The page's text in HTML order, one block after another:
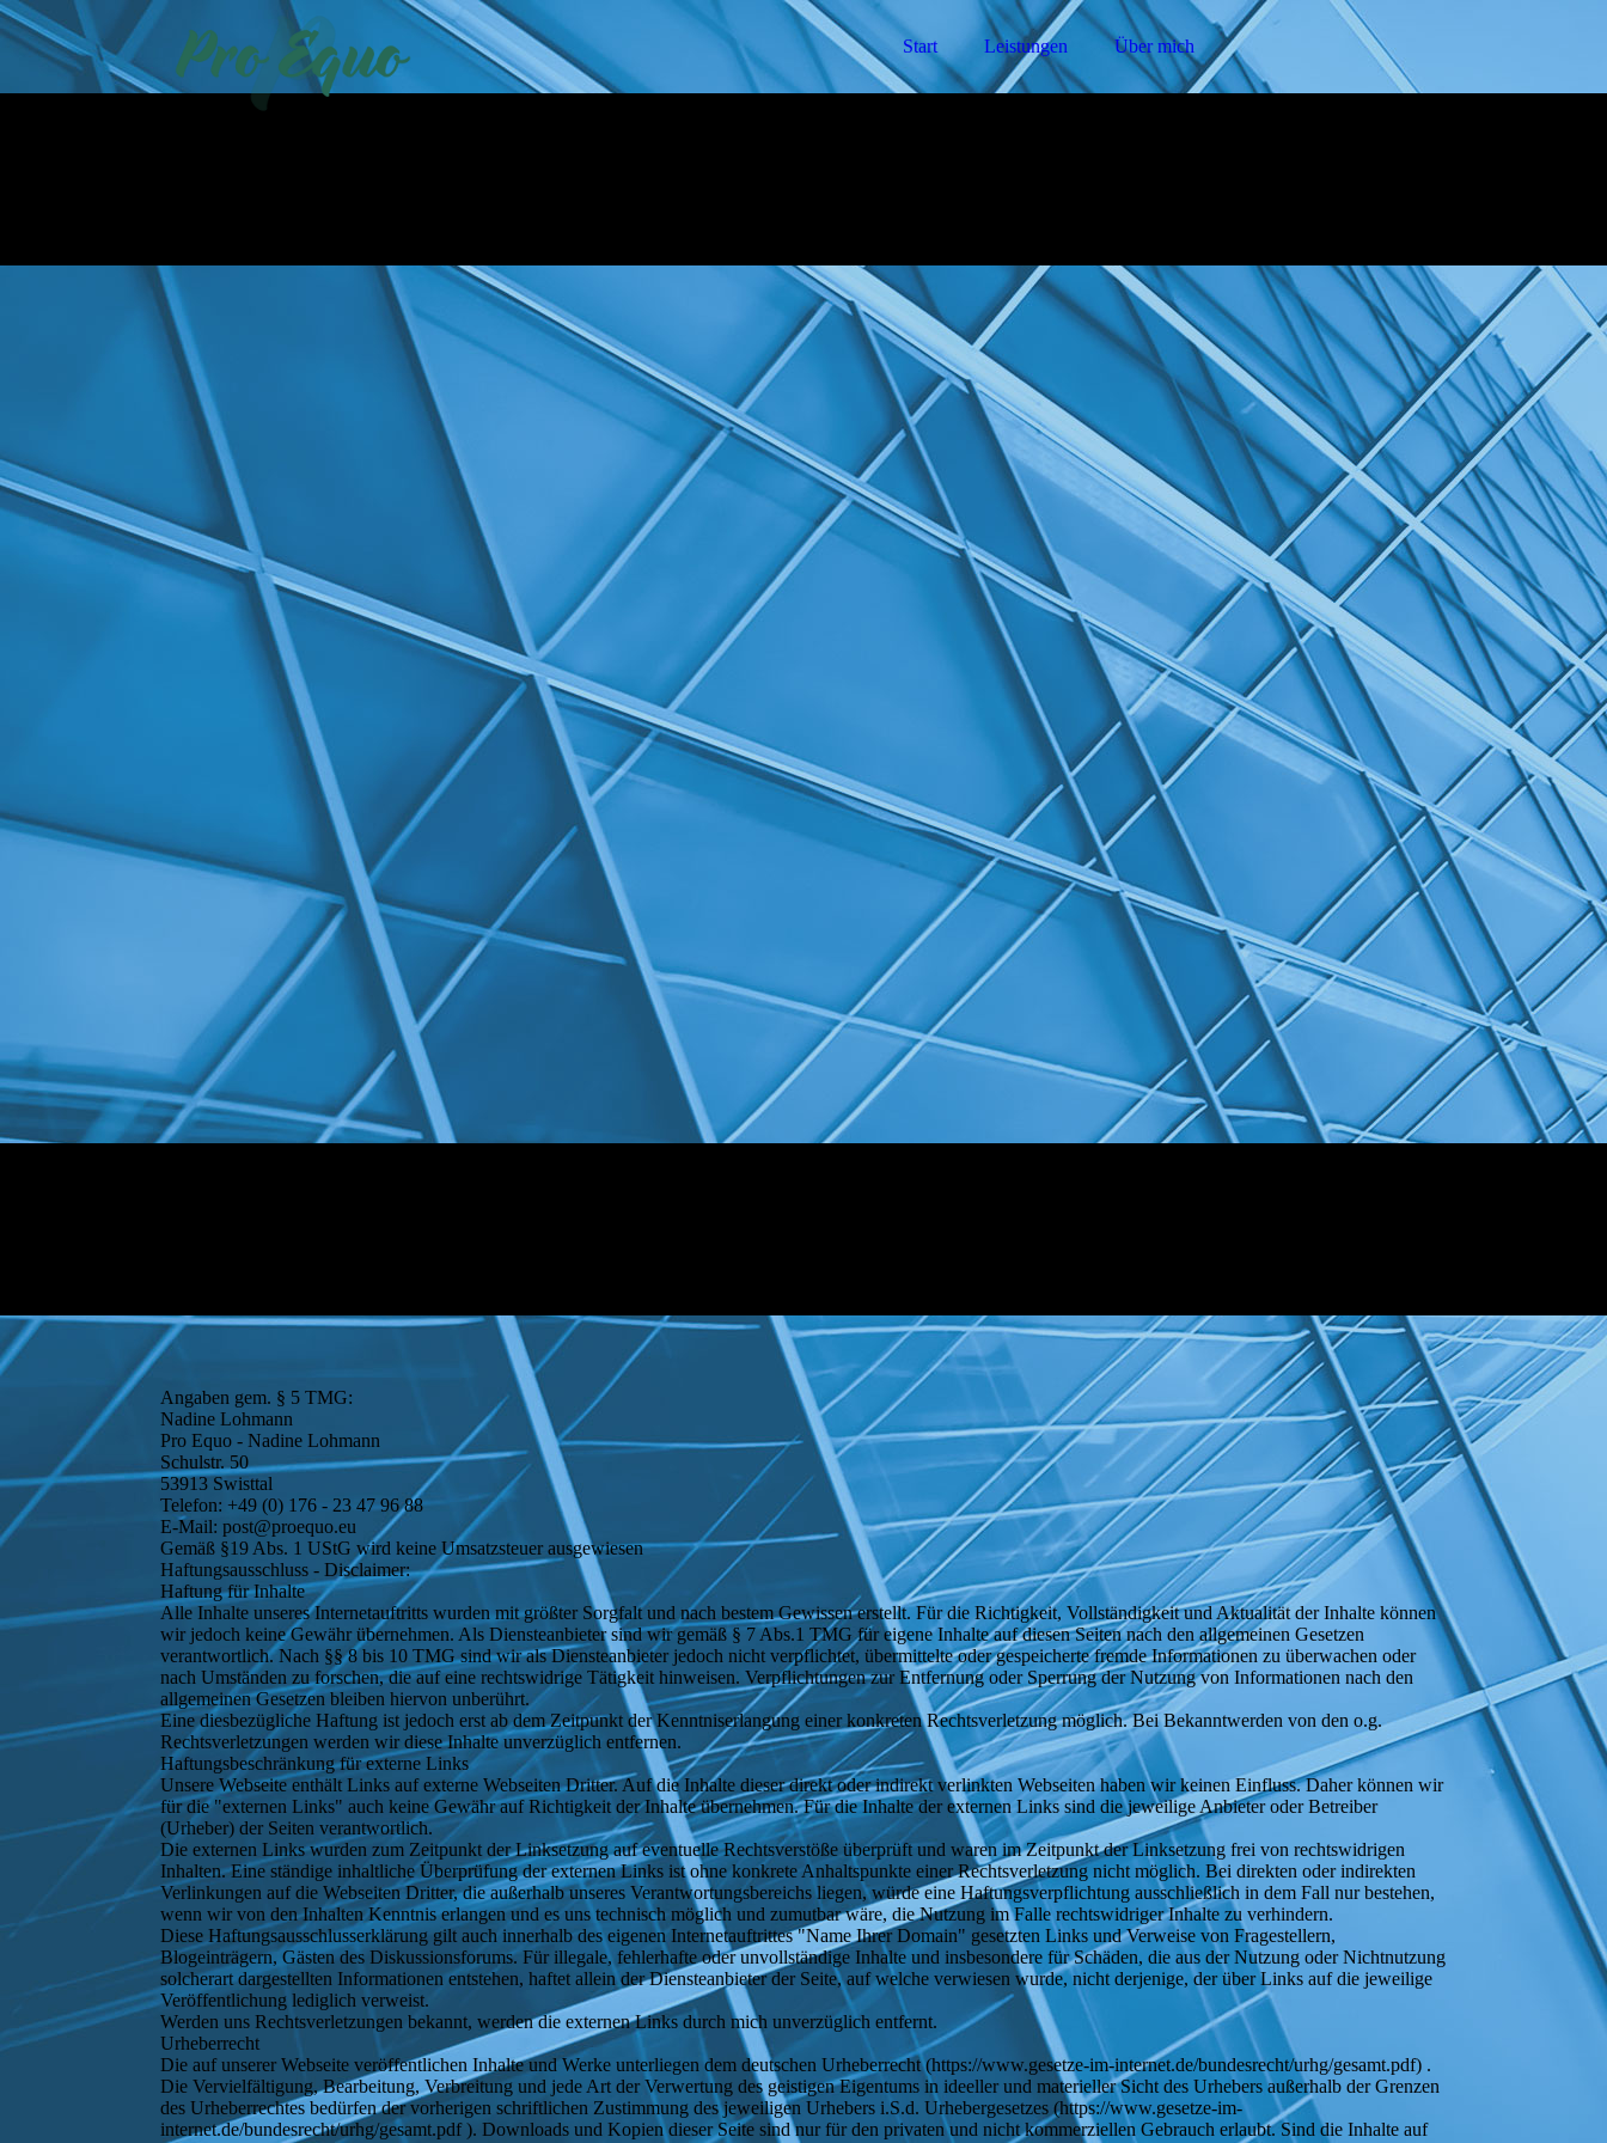
Start Leistungen Über mich
Angaben gem. § 5 TMG:
Nadine Lohmann
Pro Equo - Nadine Lohmann
Schulstr. 50
53913 Swisttal
Telefon: +49 (0) 176 - 23 47 96 88
E-Mail: post@proequo.eu
Gemäß §19 Abs. 1 UStG wird keine Umsatzsteuer ausgewiesen
Haftungsausschluss - Disclaimer:
Haftung für Inhalte
Alle Inhalte unseres Internetauftritts wurden mit größter Sorgfalt und nach bestem Gewissen erstellt. Für die Richtigkeit, Vollständigkeit und Aktualität der Inhalte können
wir jedoch keine Gewähr übernehmen. Als Diensteanbieter sind wir gemäß § 7 Abs.1 TMG für eigene Inhalte auf diesen Seiten nach den allgemeinen Gesetzen
verantwortlich. Nach §§ 8 bis 10 TMG sind wir als Diensteanbieter jedoch nicht verpflichtet, übermittelte oder gespeicherte fremde Informationen zu überwachen oder
nach Umständen zu forschen, die auf eine rechtswidrige Tätigkeit hinweisen. Verpflichtungen zur Entfernung oder Sperrung der Nutzung von Informationen nach den
allgemeinen Gesetzen bleiben hiervon unberührt.
Eine diesbezügliche Haftung ist jedoch erst ab dem Zeitpunkt der Kenntniserlangung einer konkreten Rechtsverletzung möglich. Bei Bekanntwerden von den o.g.
Rechtsverletzungen werden wir diese Inhalte unverzüglich entfernen.
Haftungsbeschränkung für externe Links
Unsere Webseite enthält Links auf externe Webseiten Dritter. Auf die Inhalte dieser direkt oder indirekt verlinkten Webseiten haben wir keinen Einfluss. Daher können wir
für die "externen Links" auch keine Gewähr auf Richtigkeit der Inhalte übernehmen. Für die Inhalte der externen Links sind die jeweilige Anbieter oder Betreiber
(Urheber) der Seiten verantwortlich.
Die externen Links wurden zum Zeitpunkt der Linksetzung auf eventuelle Rechtsverstöße überprüft und waren im Zeitpunkt der Linksetzung frei von rechtswidrigen
Inhalten. Eine ständige inhaltliche Überprüfung der externen Links ist ohne konkrete Anhaltspunkte einer Rechtsverletzung nicht möglich. Bei direkten oder indirekten
Verlinkungen auf die Webseiten Dritter, die außerhalb unseres Verantwortungsbereichs liegen, würde eine Haftungsverpflichtung ausschließlich in dem Fall nur bestehen,
wenn wir von den Inhalten Kenntnis erlangen und es uns technisch möglich und zumutbar wäre, die Nutzung im Falle rechtswidriger Inhalte zu verhindern.
Diese Haftungsausschlusserklärung gilt auch innerhalb des eigenen Internetauftrittes "Name Ihrer Domain" gesetzten Links und Verweise von Fragestellern,
Blogeinträgern, Gästen des Diskussionsforums. Für illegale, fehlerhafte oder unvollständige Inhalte und insbesondere für Schäden, die aus der Nutzung oder Nichtnutzung
solcherart dargestellten Informationen entstehen, haftet allein der Diensteanbieter der Seite, auf welche verwiesen wurde, nicht derjenige, der über Links auf die jeweilige
Veröffentlichung lediglich verweist.
Werden uns Rechtsverletzungen bekannt, werden die externen Links durch mich unverzüglich entfernt.
Urheberrecht
Die auf unserer Webseite veröffentlichen Inhalte und Werke unterliegen dem deutschen Urheberrecht (https://www.gesetze-im-internet.de/bundesrecht/urhg/gesamt.pdf) .
Die Vervielfältigung, Bearbeitung, Verbreitung und jede Art der Verwertung des geistigen Eigentums in ideeller und materieller Sicht des Urhebers außerhalb der Grenzen
des Urheberrechtes bedürfen der vorherigen schriftlichen Zustimmung des jeweiligen Urhebers i.S.d. Urhebergesetzes (https://www.gesetze-im-
internet.de/bundesrecht/urhg/gesamt.pdf ). Downloads und Kopien dieser Seite sind nur für den privaten und nicht kommerziellen Gebrauch erlaubt. Sind die Inhalte auf